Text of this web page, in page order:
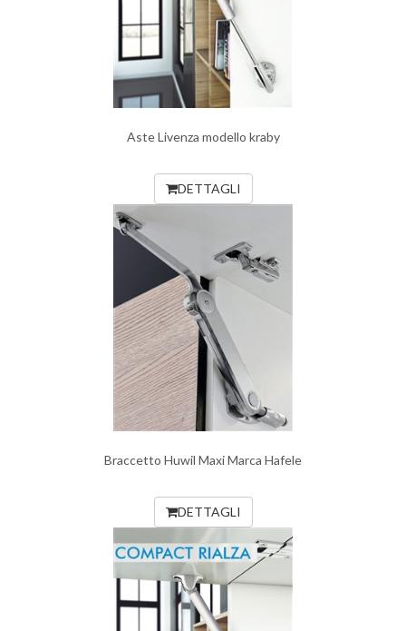
Aste Livenza modello kraby
DETTAGLI
Braccetto Huwil Maxi Marca Hafele
DETTAGLI